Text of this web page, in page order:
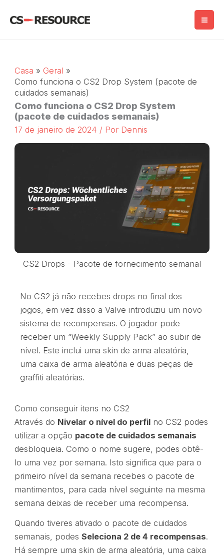
para
Casa
Geral
Como funciona o CS2 Drop System (pacote de
cuidados semanais)
Como funciona o CS2 Drop System
(pacote de cuidados semanais)
17 de janeiro de 2024 / Por Dennis
CS2 Drops - Pacote de fornecimento semanal
No CS2 já não recebes drops no final dos
jogos, em vez disso a Valve introduziu um novo
sistema de recompensas. O jogador pode
receber um “Weekly Supply Pack” ao subir de
nível. Este inclui uma skin de arma aleatória,
uma caixa de arma aleatória e duas peças de
graffiti aleatórias.
Como conseguir itens no CS2
Através do Nivelar o nível do perfilno CS2 podes
utilizar a opção pacote de cuidados semanais
desbloqueia. Como o nome sugere, podes obtê-
lo uma vez por semana. Isto significa que para o
primeiro nível da semana recebes o pacote de
mantimentos, para cada nível seguinte na mesma
semana deixas de receber uma recompensa.
Quando tiveres ativado o pacote de cuidados
semanais, podes Seleciona 2 de 4 recompensas.
Há sempre uma skin de arma aleatória, uma caixa